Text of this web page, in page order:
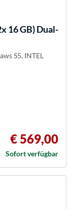
16 GB) Dual-
S5, INTEL
€ 569,00
Sofort verfügbar